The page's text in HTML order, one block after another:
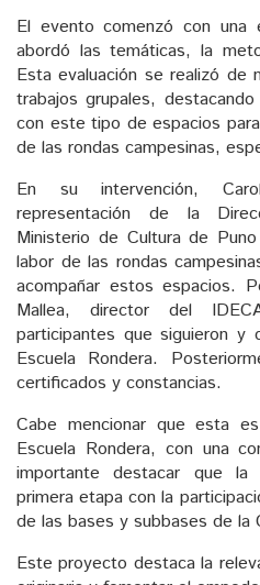
El evento comenzó con una
abordó las temáticas, la
Esta evaluación se realizó de
trabajos grupales,
con este tipo de espacios
de las rondas campesinas,
En su intervención,
representación de la
Ministerio de Cultura de
labor de las rondas
acompañar estos espacios.
Mallea, director del
participantes que siguieron y
Escuela Rondera.
certificados y constancias.
Cabe mencionar que esta
Escuela Rondera, con una
importante destacar que la
primera etapa con la
de las bases y subbases de la
Este proyecto destaca la